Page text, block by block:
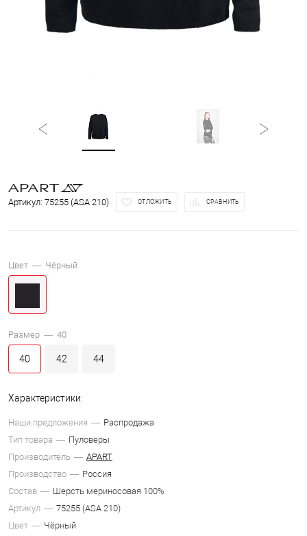
Артикул: 75255 (ASA 210) ОТЛОЖИТЬ СРАВНИТЬ
Цвет — Чёрный
Размер — 40
40 42 44
Характеристики:
Наши предложения
Распродажа
Тип товара
Пуловеры
Производитель
APART
Производство
Россия
Состав
Шерсть мериносовая 100%
Артикул
75255 (ASA 210)
Цвет
Чёрный